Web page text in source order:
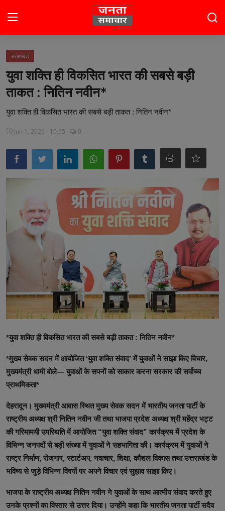
होम
टॉप स्टोरी
राजनीति
खेल
बिज़नेस
टेक्नोलॉजी
वर्ल्ड
राशिफल
Gallery
Privacy Policy
Cookies Policy
उत्तराखंड
युवा शक्ति ही विकसित भारत की सबसे बड़ी
ताकत : नितिन नवीन*
युवा शक्ति ही विकसित भारत की सबसे बड़ी ताकत : नितिन नवीन*
Jun 1, 2026 - 10:55 0
*युवा शक्ति ही विकसित भारत की सबसे बड़ी ताकत : नितिन नवीन*
*मुख्य सेवक सदन में आयोजित ‘युवा शक्ति संवाद’ में युवाओं ने साझा किए विचार,
मुख्यमंत्री धामी बोले— युवाओं के सपनों को साकार करना सरकार की सर्वोच्च
प्राथमिकता*
देहरादून। मुख्यमंत्री आवास स्थित मुख्य सेवक सदन में भारतीय जनता पार्टी के
राष्ट्रीय अध्यक्ष श्री नितिन नवीन जी तथा भाजपा प्रदेश अध्यक्ष श्री महेंद्र भट्ट
की गरिमामयी उपस्थिति में आयोजित “युवा शक्ति संवाद” कार्यक्रम में प्रदेश के
विभिन्न जनपदों से बड़ी संख्या में युवाओं ने सहभागिता की। कार्यक्रम में युवाओं ने
राष्ट्र निर्माण, रोजगार, स्टार्टअप, नवाचार, शिक्षा, कौशल विकास तथा उत्तराखंड के
भविष्य से जुड़े विभिन्न विषयों पर अपने विचार एवं सुझाव साझा किए।
भाजपा के राष्ट्रीय अध्यक्ष नितिन नवीन ने युवाओं के साथ आत्मीय संवाद करते हुए
उनके प्रश्नों का विस्तार से उत्तर दिया। उन्होंने कहा कि भारतीय जनता पार्टी सदैव